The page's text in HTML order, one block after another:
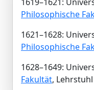
Philosophische
1621–1628:
Philosophische
1628–1649:
Fakultät, Lehrstuhl